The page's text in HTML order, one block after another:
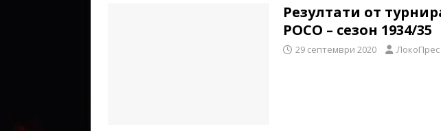
Резултати от
РОСО – сезон 1934/35
29 септември 2020 ЛокоПрес